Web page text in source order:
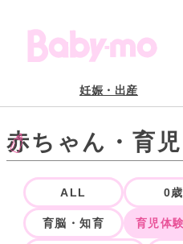
妊娠・出産
赤ちゃん・育児
ALL 0歳
育脳・知育 育児体